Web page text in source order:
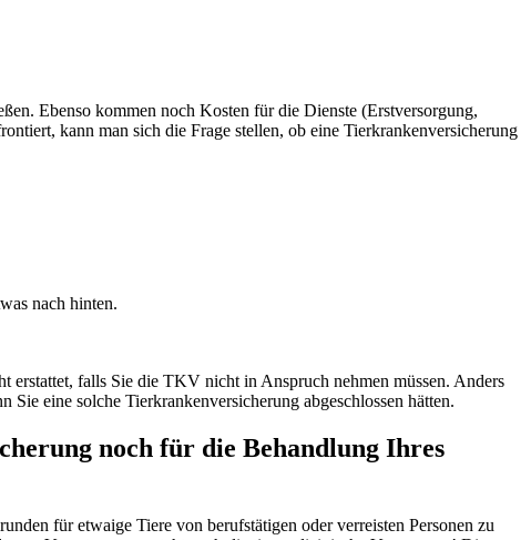
Ebenso kommen noch Kosten für die Dienste (Erstversorgung,
kann man sich die Frage stellen, ob eine Tierkrankenversicherung
nach hinten.
falls Sie die TKV nicht in Anspruch nehmen müssen. Anders
eine solche Tierkrankenversicherung abgeschlossen hätten.
noch für die Behandlung Ihres
für etwaige Tiere von berufstätigen oder verreisten Personen zu